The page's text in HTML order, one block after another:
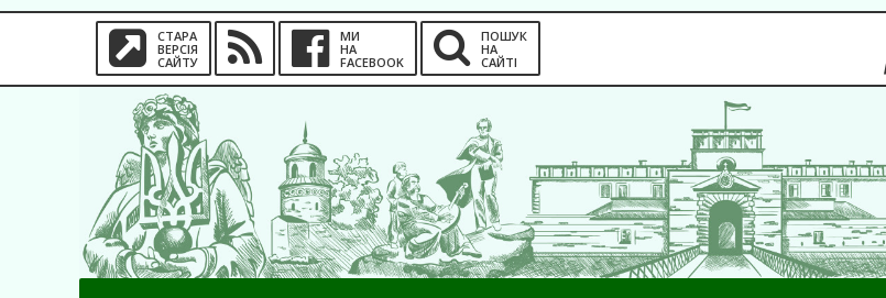
СТАРА
ВЕРСІЯ
САЙТУ
МИ
НА
FACEBOOK
ПОШУК
НА
САЙТІ